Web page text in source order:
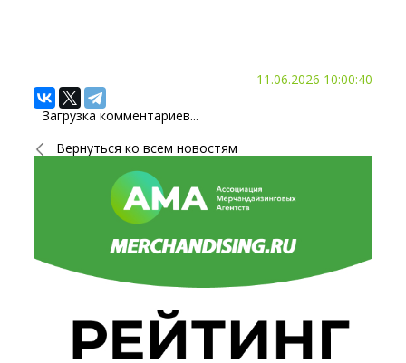
11.06.2026 10:00:40
Загрузка комментариев...
Вернуться ко всем новостям